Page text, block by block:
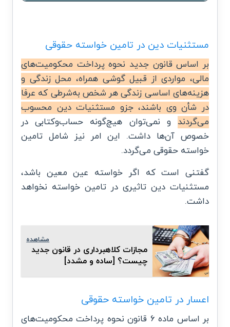
مستثنیات دین در تامین خواسته حقوقی
بر اساس قانون جدید نحوه پرداخت محکومیت‌های
مالی، مواردی از قبیل گوشی همراه، محل زندگی و
هزینه‌های اساسی زندگی هر شخص به‌شرطی که عرفا
در شأن وی باشند، جزو مستثنیات دین محسوب
می‌گردند و نمی‌توان هیچ‌گونه حساب‌وکتابی در
خصوص آن‌ها داشت. این امر نیز شامل تامین
خواسته حقوقی می‌گردد.
گفتنی است که اگر خواسته عین معین باشد،
مستثنیات دین تاثیری در تامین خواسته نخواهد
داشت.
مشاهده
مجازات کلاهبرداری در قانون جدید
چیست؟ [ساده و مشدد]
اعسار در تامین خواسته حقوقی
بر اساس ماده ۶ قانون نحوه پرداخت محکومیت‌های